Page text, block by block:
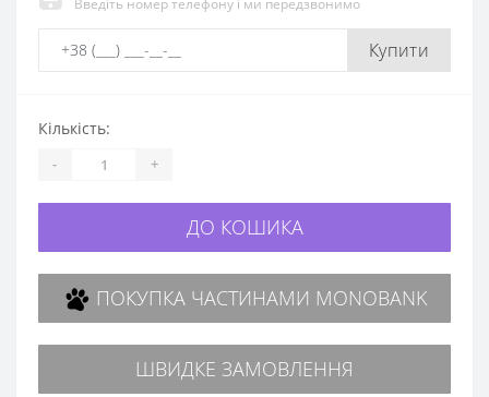
Купити
Кількість:
- +
ДО КОШИКА
ПОКУПКА ЧАСТИНАМИ MONOBANK
ШВИДКЕ ЗАМОВЛЕННЯ